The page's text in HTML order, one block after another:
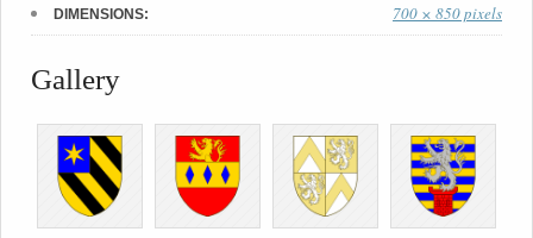
DIMENSIONS: 700 × 850 pixels
Gallery